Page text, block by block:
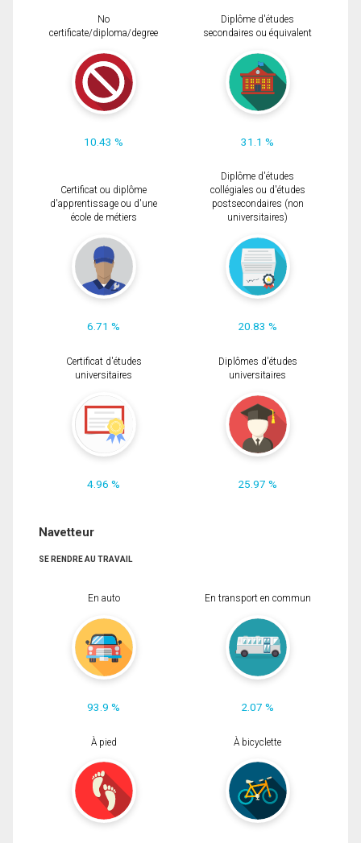
No
certificate/diploma/degree
10.43 %
Diplôme d'études
secondaires ou équivalent
31.1 %
Certificat ou diplôme
d'apprentissage ou d'une
école de métiers
6.71 %
Diplôme d'études
collégiales ou d'études
postsecondaires (non
universitaires)
20.83 %
Certificat d'études
universitaires
4.96 %
Diplômes d'études
universitaires
25.97 %
Navetteur
SE RENDRE AU TRAVAIL
En auto
93.9 %
En transport en commun
2.07 %
À pied À bicyclette